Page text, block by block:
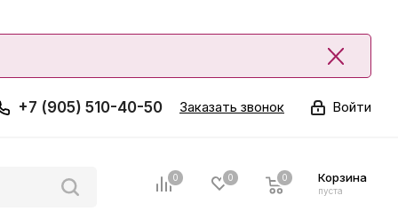
Войти
+7 (905) 510-40-50 Заказать звонок
0 0 Корзина
0
пуста
0